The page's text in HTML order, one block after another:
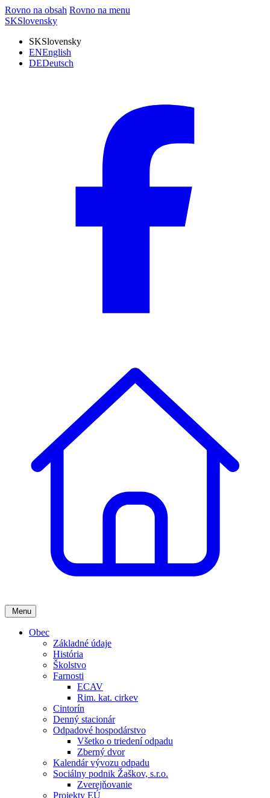
Rovno na obsah Rovno na menu
SKSlovensky
SKSlovensky
ENEnglish
DEDeutsch
Menu
Obec
Základné údaje
História
Školstvo
Farnosti
ECAV
Rim. kat. cirkev
Cintorín
Denný stacionár
Odpadové hospodárstvo
Všetko o triedení odpadu
Zberný dvor
Kalendár vývozu odpadu
Sociálny podnik Žaškov, s.r.o.
Zverejňovanie
Projekty EÚ